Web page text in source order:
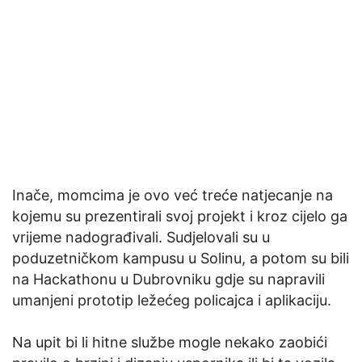
Inače, momcima je ovo već treće natjecanje na
kojemu su prezentirali svoj projekt i kroz cijelo ga
vrijeme nadograđivali. Sudjelovali su u
poduzetničkom kampusu u Solinu, a potom su bili
na Hackathonu u Dubrovniku gdje su napravili
umanjeni prototip ležećeg policajca i aplikaciju.
Na upit bi li hitne službe mogle nekako zaobići